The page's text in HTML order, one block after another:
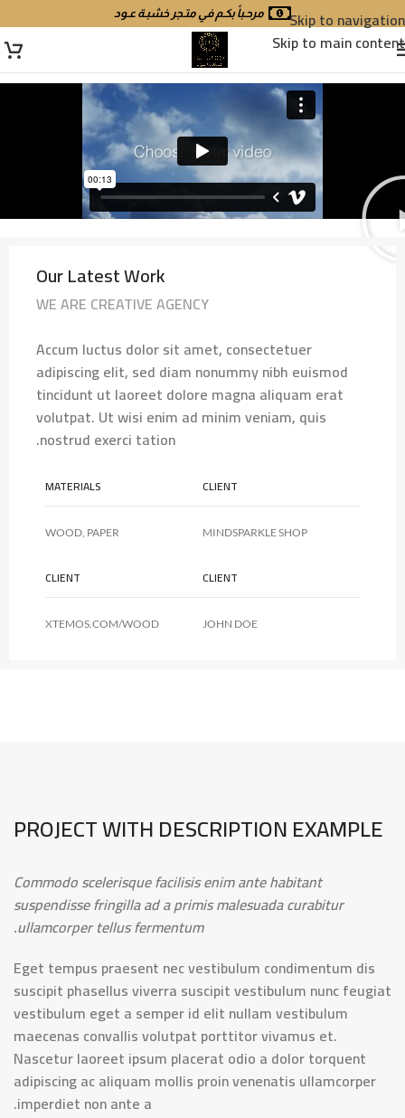
Skip to navigation
Skip to main content
مرحـباً بكـم في متـجر خشبـة عـود
Our Latest Work
WE ARE CREATIVE AGENCY
Accum luctus dolor sit amet, consectetuer
adipiscing elit, sed diam nonummy nibh euismod
tincidunt ut laoreet dolore magna aliquam erat
volutpat. Ut wisi enim ad minim veniam, quis
nostrud exerci tation.
CLIENT
MATERIALS
MINDSPARKLE SHOP
WOOD, PAPER
CLIENT
CLIENT
JOHN DOE
XTEMOS.COM/WOOD
PROJECT WITH DESCRIPTION EXAMPLE
Commodo scelerisque facilisis enim ante habitant
suspendisse fringilla ad a primis malesuada curabitur
ullamcorper tellus fermentum.
Eget tempus praesent nec vestibulum condimentum dis
suscipit phasellus viverra suscipit vestibulum nunc feugiat
vestibulum eget a semper id elit nullam vestibulum
maecenas convallis volutpat porttitor vivamus et.
Nascetur laoreet ipsum placerat odio a dolor torquent
adipiscing ac aliquam mollis proin venenatis ullamcorper
imperdiet non ante a.